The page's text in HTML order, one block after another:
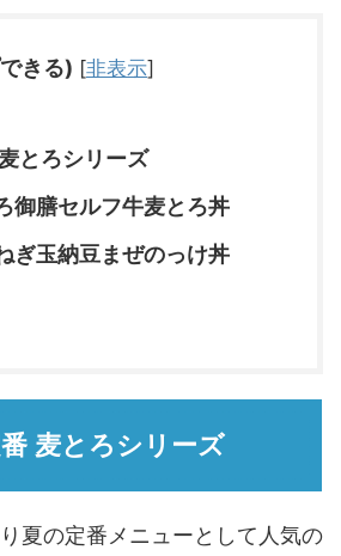
きる) [非表示]
とろシリーズ
御膳セルフ牛麦とろ丼
ぎ玉納豆まぜのっけ丼
麦とろシリーズ
夏の定番メニューとして人気の